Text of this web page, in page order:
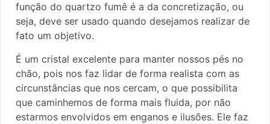
função do quartzo fumê é a da concretização, ou
seja, deve ser usado quando desejamos realizar de
fato um objetivo.
É um cristal excelente para manter nossos pés no
chão, pois nos faz lidar de forma realista com as
circunstâncias que nos cercam, o que possibilita
que caminhemos de forma mais fluida, por não
estarmos envolvidos em enganos e ilusões. Ele faz